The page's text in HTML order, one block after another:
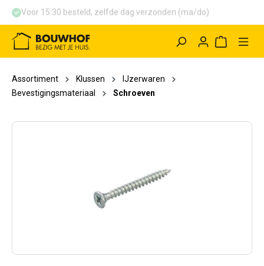
Voor 15:30 besteld, zelfde dag verzonden (ma/do)
Assortiment Klussen
IJzerwaren
Bevestigingsmateriaal
Schroeven